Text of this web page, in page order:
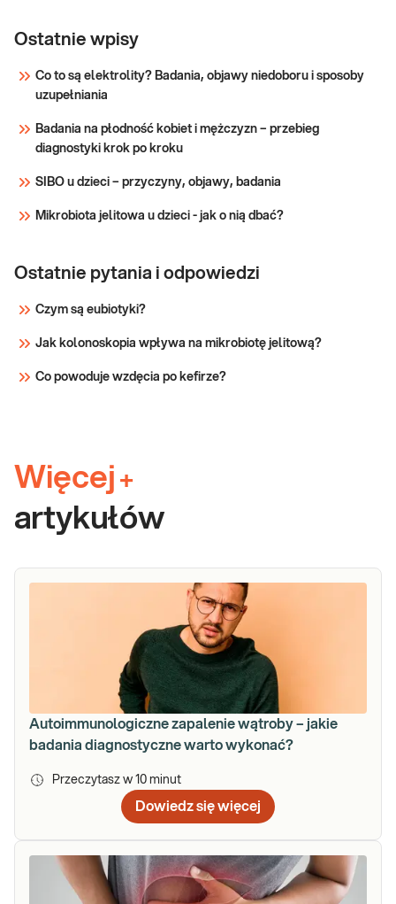
wątrobowe
ALP, BIL,
GGTP)
Próby wątrobowe. Oznaczenie wartości
wątrobowych i bilirubiny) przydatne w
Sprawdź
Ostatnie wpisy
Co to są elektrolity? Badania, objawy niedoboru i sposoby
uzupełniania
Badania na płodność kobiet i mężczyzn – przebieg
diagnostyki krok po kroku
SIBO u dzieci – przyczyny, objawy, badania
Mikrobiota jelitowa u dzieci - jak o nią dbać?
Ostatnie pytania i odpowiedzi
Czym są eubiotyki?
Jak kolonoskopia wpływa na mikrobiotę jelitową?
Co powoduje wzdęcia po kefirze?
Więcej +
artykułów
Autoimmunologiczne zapalenie wątroby – jakie
badania diagnostyczne warto wykonać?
Przeczytasz w 10 minut
Dowiedz się więcej